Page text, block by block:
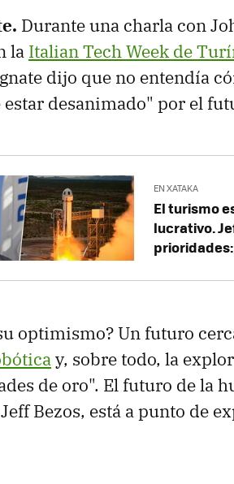
Durante una charla con
la Italian Tech Week de
dijo que no entendía
desanimado" por el
EN XATAKA
El turismo
lucrativo.
optimismo? Un futuro
y, sobre todo, la
de oro". El futuro de la
Bezos, está a punto de